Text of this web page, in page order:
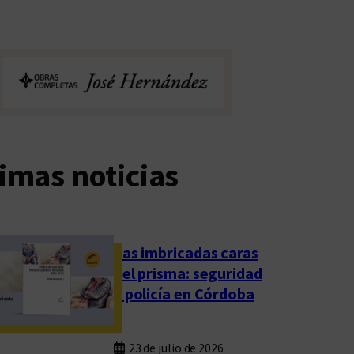
noticias
Las imbricadas caras
del prisma: seguridad
y policía en Córdoba
23 de julio de 2026